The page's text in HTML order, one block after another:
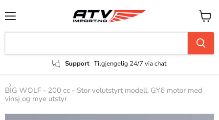
Support Tilgjengelig 24/7 via chat
BIG WOLF - 200 cc - Stor velutstyrt modell, GY6 motor med
vinsj og mye utstyr